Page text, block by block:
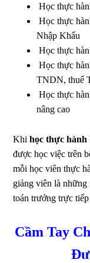
Học thực
Học thực
Nhập Khẩu
Học thực
Học thực
TNDN, thuế
Học thực
nâng cao
Khihọc thực hành
được học việc trên
mỗi học viên thực
giảng viên là
toán trưởng trực
Cầm Tay